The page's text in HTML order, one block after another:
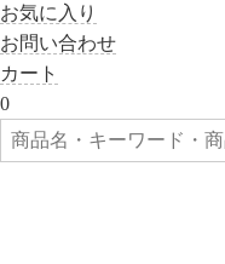
お気に入り
お問い合わせ
カート
0